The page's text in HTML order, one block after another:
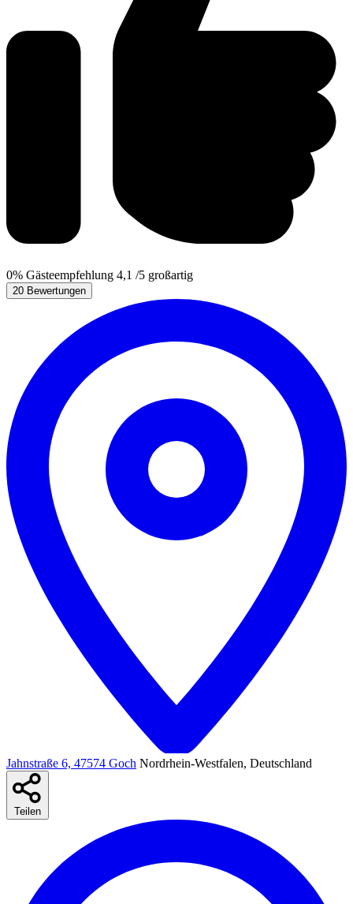
0% Gästeempfehlung 4,1 /5 großartig
20 Bewertungen
Jahnstraße 6, 47574 Goch Nordrhein-Westfalen, Deutschland
Teilen